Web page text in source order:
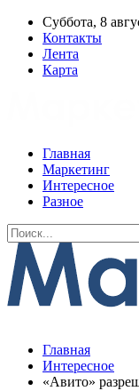
Суббота, 8
Контакты
Лента
Карта
Главная
Маркетинг
Интересное
Разное
Главная
Интересное
«Авито»